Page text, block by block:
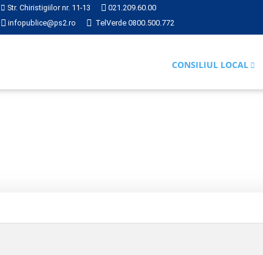
Str. Chiristigiilor nr. 11-13
021.209.60.00
infopublice@ps2.ro
TelVerde 0800.500.772
CONSILIUL LOCAL